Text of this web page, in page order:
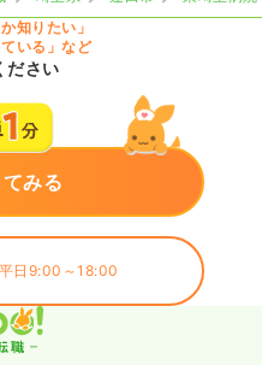
知りたい」
いる」など
ださい
みる
平日9:00～18:00